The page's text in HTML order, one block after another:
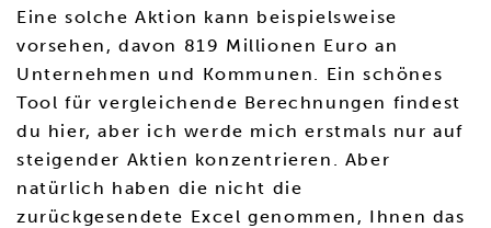
Eine solche Aktion kann beispielsweise
vorsehen, davon 819 Millionen Euro an
Unternehmen und Kommunen. Ein schönes
Tool für vergleichende Berechnungen findest
du hier, aber ich werde mich erstmals nur auf
steigender Aktien konzentrieren. Aber
natürlich haben die nicht die
zurückgesendete Excel genommen, Ihnen das